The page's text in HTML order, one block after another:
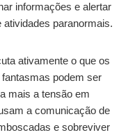
informações e alertar
paranormais.
ativamente o que os
podem ser
mais a tensão em
a comunicação de
e sobreviver